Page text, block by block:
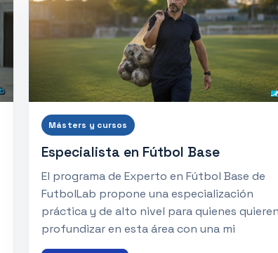
Másters y cursos
Especialista en Fútbol Base
El programa de Experto en Fútbol Base de
FutbolLab propone una especialización
práctica y de alto nivel para quienes
profundizar en esta área con una mi